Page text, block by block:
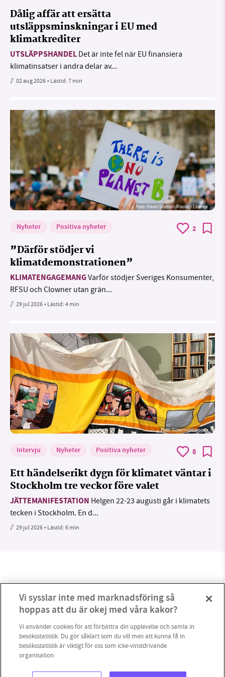
Dålig affär att ersätta
utsläppsminskningar i EU med
klimatkrediter
UTSLÄPPSHANDEL Det är inte fel när EU finansiera
klimatinsatser i andra delar av...
02 aug 2026• Lästid:7 min
Foto:Kevin Snyman/Pixabay Licence
Nyheter Positiva nyheter 2
”Därför stödjer vi
klimatdemonstrationen”
KLIMATENGAGEMANGVarför stödjer Sveriges Konsumenter,
RFSU och Clowner utan grän...
29 jul 2026• Lästid:4 min
Foto: Supermijöbloggen
Intervju Nyheter Positiva nyheter 8
Ett händelserikt dygn för klimatet väntar i
Stockholm tre veckor före valet
JÄTTEMANIFESTATION Helgen 22-23 augusti går i klimatets
tecken i Stockholm. En d...
29 jul 2026• Lästid:6 min
Vi sysslar inte med marknadsföring så
hoppas att du är okej med våra kakor?
Vi använder cookies för att förbättra din upplevelse och samla in
besöksstatistik. Du gör såklart som du vill men att kunna få in
besöksstatistik är viktigt för oss som icke-vinstdrivande
organisation.